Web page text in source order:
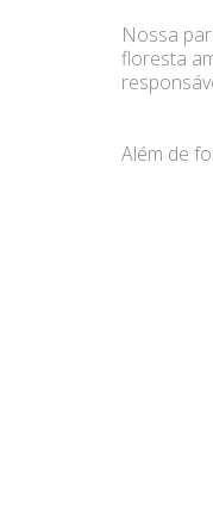
Nossa
floresta
Além de